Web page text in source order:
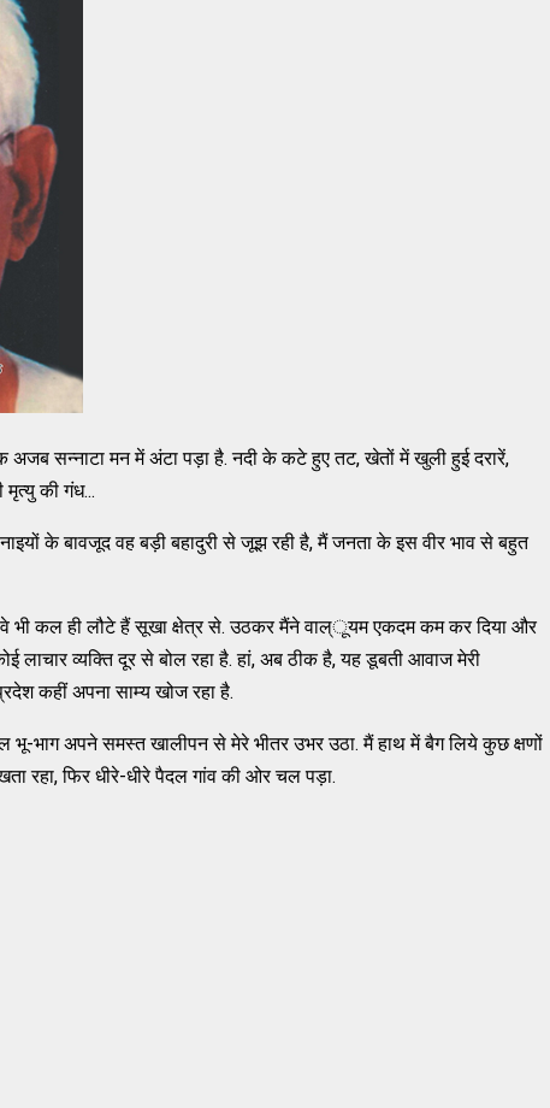
अजब सन्नाटा मन में अंटा पड़ा है. नदी के कटे हुए तट, खेतों में खुली हुई दरारें,
मृत्यु की गंध...
के बावजूद वह बड़ी बहादुरी से जूझ रही है, मैं जनता के इस वीर भाव से बहुत
वे भी कल ही लौटे हैं सूखा क्षेत्र से. उठकर मैंने वाल्ूयम एकदम कम कर दिया और
लाचार व्यक्ति दूर से बोल रहा है. हां, अब ठीक है, यह डूबती आवाज मेरी
कहीं अपना साम्य खोज रहा है.
भाग अपने समस्त खालीपन से मेरे भीतर उभर उठा. मैं हाथ में बैग लिये कुछ क्षणों
रहा, फिर धीरे-धीरे पैदल गांव की ओर चल पड़ा.